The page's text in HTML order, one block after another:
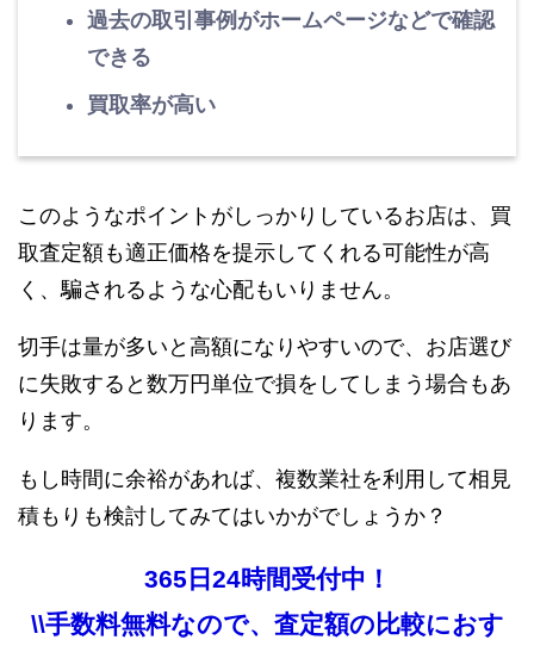
過去の取引事例がホームページなどで確認
できる
買取率が高い
このようなポイントがしっかりしているお店は、買
取査定額も適正価格を提示してくれる可能性が高
く、騙されるような心配もいりません。
切手は量が多いと高額になりやすいので、お店選び
に失敗すると数万円単位で損をしてしまう場合もあ
ります。
もし時間に余裕があれば、複数業社を利用して相見
積もりも検討してみてはいかがでしょうか？
365日24時間受付中！
\\手数料無料なので、査定額の比較におす